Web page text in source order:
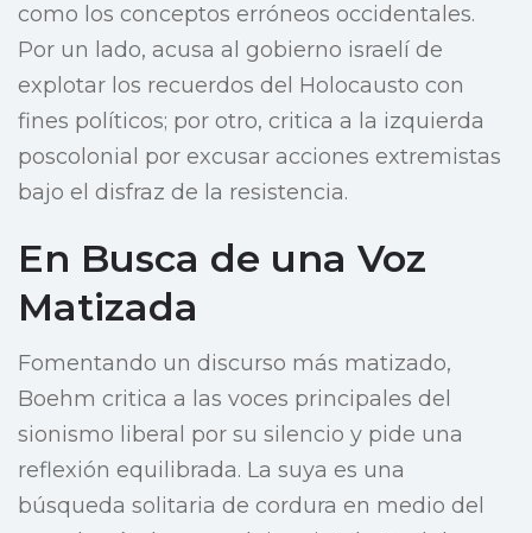
como los conceptos erróneos occidentales.
Por un lado, acusa al gobierno israelí de
explotar los recuerdos del Holocausto con
fines políticos; por otro, critica a la izquierda
poscolonial por excusar acciones extremistas
bajo el disfraz de la resistencia.
En Busca de una Voz
Matizada
Fomentando un discurso más matizado,
Boehm critica a las voces principales del
sionismo liberal por su silencio y pide una
reflexión equilibrada. La suya es una
búsqueda solitaria de cordura en medio del